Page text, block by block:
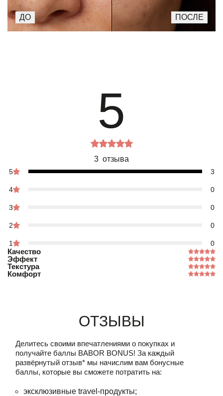
5
3 отзыва
5 3
4 0
3 0
2 0
1 0
Качество
Эффект
Текстура
Комфорт
Отзывы
Делитесь своими впечатлениями о покупках и
получайте баллы BABOR BONUS! За каждый
развёрнутый отзыв* мы начислим вам бонусные
баллы, которые вы сможете потратить на:
эксклюзивные travel-продукты;